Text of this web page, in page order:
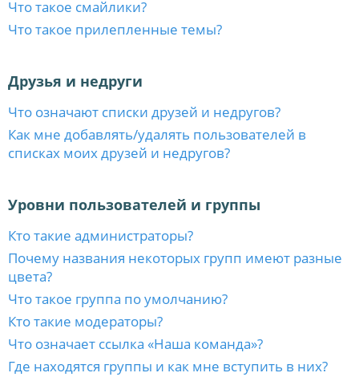
Что такое смайлики?
Что такое прилепленные темы?
Друзья и недруги
Что означают списки друзей и недругов?
Как мне добавлять/удалять пользователей в
списках моих друзей и недругов?
Уровни пользователей и группы
Кто такие администраторы?
Почему названия некоторых групп имеют разные
цвета?
Что такое группа по умолчанию?
Кто такие модераторы?
Что означает ссылка «Наша команда»?
Где находятся группы и как мне вступить в них?